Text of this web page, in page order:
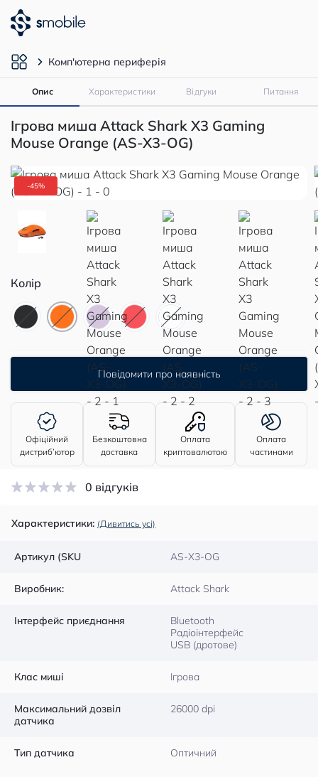
Комп'ютерна периферія
Опис Характеристики Відгуки Питання
Ігрова миша Attack Shark X3 Gaming
Mouse Orange (AS-X3-OG)
-45%
Колір
Повідомити про наявність
Офіційний
дистриб’ютор
Безкоштовна
доставка
Оплата
криптовалютою
Оплата
частинами
0 відгуків
Характеристики: (Дивитись усі)
Артикул (SKU AS-X3-OG
Виробник: Attack Shark
Інтерфейс приєднання
Bluetooth
Радіоінтерфейс
USB (дротове)
Клас миші Ігрова
Максимальний дозвіл
датчика
26000 dpi
Тип датчика Оптичний